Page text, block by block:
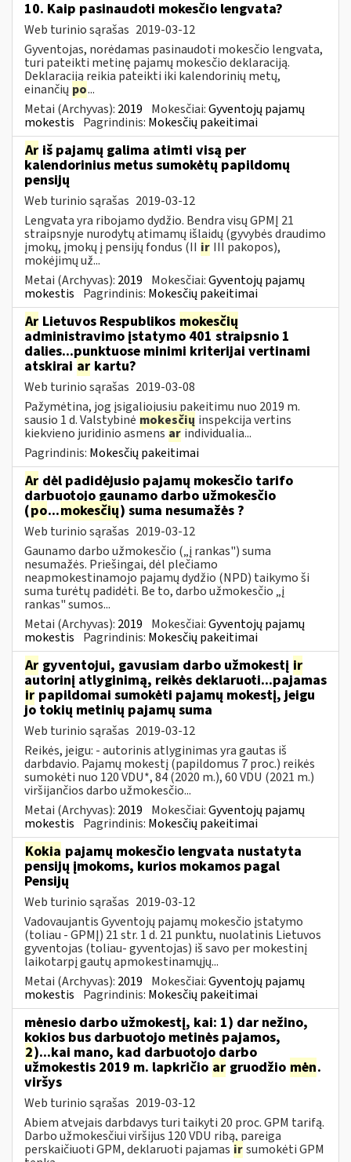
10. Kaip pasinaudoti mokesčio lengvata?
Web turinio sąrašas 2019-03-12
Gyventojas, norėdamas pasinaudoti mokesčio lengvata,
turi pateikti metinę pajamų mokesčio deklaraciją.
Deklaraciją reikia pateikti iki kalendorinių metų,
einančių po...
Metai (Archyvas): 2019 Mokesčiai:Gyventojų pajamų
mokestis Pagrindinis: Mokesčių pakeitimai
Ar iš pajamų galima atimti visą per
kalendorinius metus sumokėtų papildomų
pensijų
Web turinio sąrašas 2019-03-12
Lengvata yra ribojamo dydžio. Bendra visų GPMĮ 21
straipsnyje nurodytų atimamų išlaidų (gyvybės draudimo
įmokų, įmokų į pensijų fondus (II ir III pakopos),
mokėjimų už...
Metai (Archyvas): 2019 Mokesčiai:Gyventojų pajamų
mokestis Pagrindinis: Mokesčių pakeitimai
Ar Lietuvos Respublikos mokesčių
administravimo įstatymo 401 straipsnio 1
dalies...punktuose minimi kriterijai vertinami
atskirai ar kartu?
Web turinio sąrašas 2019-03-08
Pažymėtina, jog įsigaliojusiu pakeitimu nuo 2019 m.
sausio 1 d. Valstybinė mokesčių inspekcija vertins
kiekvieno juridinio asmensarindividualia...
Pagrindinis: Mokesčių pakeitimai
Ar dėl padidėjusio pajamų mokesčio tarifo
darbuotojo gaunamo darbo užmokesčio
(po...mokesčių) suma nesumažės ?
Web turinio sąrašas 2019-03-12
Gaunamo darbo užmokesčio („į rankas") suma
nesumažės. Priešingai, dėl plečiamo
neapmokestinamojo pajamų dydžio (NPD) taikymo ši
suma turėtų padidėti. Be to, darbo užmokesčio „į
rankas" sumos...
Metai (Archyvas): 2019 Mokesčiai:Gyventojų pajamų
mokestis Pagrindinis: Mokesčių pakeitimai
Ar gyventojui, gavusiam darbo užmokestį ir
autorinį atlyginimą, reikės deklaruoti...pajamas
ir papildomai sumokėti pajamų mokestį, jeigu
jo tokių metinių pajamų suma
Web turinio sąrašas 2019-03-12
Reikės, jeigu: - autorinis atlyginimas yra gautas iš
darbdavio. Pajamų mokestį (papildomus 7 proc.) reikės
sumokėti nuo 120 VDU*, 84 (2020 m.), 60 VDU (2021 m.)
viršijančios darbo užmokesčio...
Metai (Archyvas): 2019 Mokesčiai:Gyventojų pajamų
mokestis Pagrindinis: Mokesčių pakeitimai
Kokia pajamų mokesčio lengvata nustatyta
pensijų įmokoms, kurios mokamos pagal
Pensijų
Web turinio sąrašas 2019-03-12
Vadovaujantis Gyventojų pajamų mokesčio įstatymo
(toliau - GPMĮ) 21 str. 1 d. 21 punktu, nuolatinis Lietuvos
gyventojas (toliau- gyventojas) iš savo per mokestinį
laikotarpį gautų apmokestinamųjų...
Metai (Archyvas): 2019 Mokesčiai:Gyventojų pajamų
mokestis Pagrindinis: Mokesčių pakeitimai
mėnesio darbo užmokestį, kai: 1) dar nežino,
kokios bus darbuotojo metinės pajamos,
2)...kai mano, kad darbuotojo darbo
užmokestis 2019 m. lapkričio ar gruodžio mėn.
viršys
Web turinio sąrašas 2019-03-12
Abiem atvejais darbdavys turi taikyti 20 proc. GPM tarifą.
Darbo užmokesčiui viršijus 120 VDU ribą, pareiga
perskaičiuoti GPM, deklaruoti pajamas irsumokėti GPM